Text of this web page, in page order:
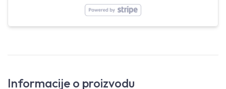
Informacije o proizvodu